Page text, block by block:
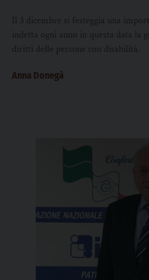
Il 3 dicembre si festeggia una
indetta ogni anno in questa data la
diritti delle persone con disabilità.
Anna Donegà